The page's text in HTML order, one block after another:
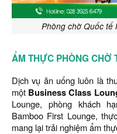
Phòng chờ Quốc tế
ẨM THỰC PHÒNG CHỜ
Dịch vụ ăn uống luôn là
một Business Class
Lounge, phòng khách
Bamboo First Lounge,
mang lại trải nghiệm ẩm